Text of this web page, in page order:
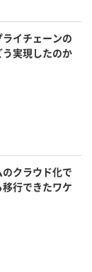
イチェーンの
う実現したのか
クラウド化で
移行できたワケ